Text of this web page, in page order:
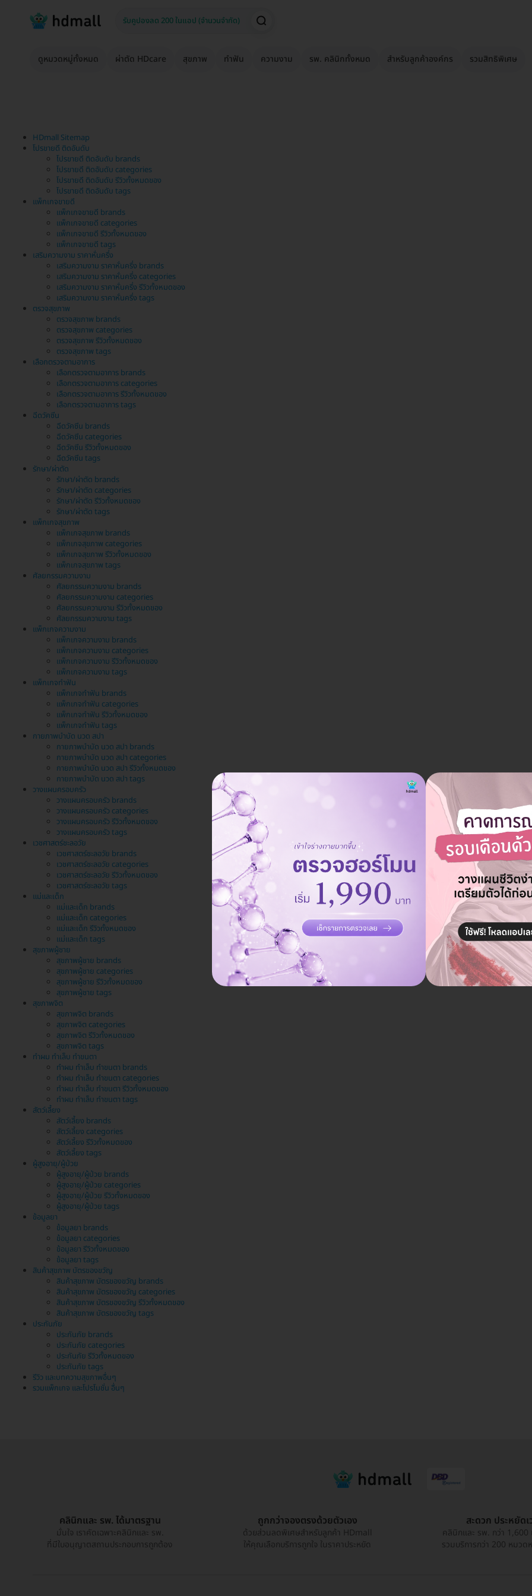
ดูหมวดหมู่ทั้งหมด ผ่าตัด HDcare สุขภาพ ทำฟัน ความงาม รพ. คลินิกทั้งหมด สำหรับลูกค้าองค์กร รวมสิทธิพิเศษ
HDmall Sitemap
โปรขายดี ติดอันดับ
โปรขายดี ติดอันดับ brands
โปรขายดี ติดอันดับ categories
โปรขายดี ติดอันดับ รีวิวทั้งหมดของ
โปรขายดี ติดอันดับ tags
แพ็กเกจขายดี
แพ็กเกจขายดี brands
แพ็กเกจขายดี categories
แพ็กเกจขายดี รีวิวทั้งหมดของ
แพ็กเกจขายดี tags
เสริมความงาม ราคาหั่นครึ่ง
เสริมความงาม ราคาหั่นครึ่ง brands
เสริมความงาม ราคาหั่นครึ่ง categories
เสริมความงาม ราคาหั่นครึ่ง รีวิวทั้งหมดของ
เสริมความงาม ราคาหั่นครึ่ง tags
ตรวจสุขภาพ
ตรวจสุขภาพ brands
ตรวจสุขภาพ categories
ตรวจสุขภาพ รีวิวทั้งหมดของ
ตรวจสุขภาพ tags
เลือกตรวจตามอาการ
เลือกตรวจตามอาการ brands
เลือกตรวจตามอาการ categories
เลือกตรวจตามอาการ รีวิวทั้งหมดของ
เลือกตรวจตามอาการ tags
ฉีดวัคซีน
ฉีดวัคซีน brands
ฉีดวัคซีน categories
ฉีดวัคซีน รีวิวทั้งหมดของ
ฉีดวัคซีน tags
รักษา/ผ่าตัด
รักษา/ผ่าตัด brands
รักษา/ผ่าตัด categories
รักษา/ผ่าตัด รีวิวทั้งหมดของ
รักษา/ผ่าตัด tags
แพ็กเกจสุขภาพ
แพ็กเกจสุขภาพ brands
แพ็กเกจสุขภาพ categories
แพ็กเกจสุขภาพ รีวิวทั้งหมดของ
แพ็กเกจสุขภาพ tags
ศัลยกรรมความงาม
ศัลยกรรมความงาม brands
ศัลยกรรมความงาม categories
ศัลยกรรมความงาม รีวิวทั้งหมดของ
ศัลยกรรมความงาม tags
แพ็กเกจความงาม
แพ็กเกจความงาม brands
แพ็กเกจความงาม categories
แพ็กเกจความงาม รีวิวทั้งหมดของ
แพ็กเกจความงาม tags
แพ็กเกจทำฟัน
แพ็กเกจทำฟัน brands
แพ็กเกจทำฟัน categories
แพ็กเกจทำฟัน รีวิวทั้งหมดของ
แพ็กเกจทำฟัน tags
กายภาพบำบัด นวด สปา
กายภาพบำบัด นวด สปา brands
กายภาพบำบัด นวด สปา categories
กายภาพบำบัด นวด สปา รีวิวทั้งหมดของ
กายภาพบำบัด นวด สปา tags
วางแผนครอบครัว
วางแผนครอบครัว brands
วางแผนครอบครัว categories
วางแผนครอบครัว รีวิวทั้งหมดของ
วางแผนครอบครัว tags
เวชศาสตร์ชะลอวัย
เวชศาสตร์ชะลอวัย brands
เวชศาสตร์ชะลอวัย categories
เวชศาสตร์ชะลอวัย รีวิวทั้งหมดของ
เวชศาสตร์ชะลอวัย tags
แม่และเด็ก
แม่และเด็ก brands
แม่และเด็ก categories
แม่และเด็ก รีวิวทั้งหมดของ
แม่และเด็ก tags
สุขภาพผู้ชาย
สุขภาพผู้ชาย brands
สุขภาพผู้ชาย categories
สุขภาพผู้ชาย รีวิวทั้งหมดของ
สุขภาพผู้ชาย tags
สุขภาพจิต
สุขภาพจิต brands
สุขภาพจิต categories
สุขภาพจิต รีวิวทั้งหมดของ
สุขภาพจิต tags
ทำผม ทำเล็บ ทำขนตา
ทำผม ทำเล็บ ทำขนตา brands
ทำผม ทำเล็บ ทำขนตา categories
ทำผม ทำเล็บ ทำขนตา รีวิวทั้งหมดของ
ทำผม ทำเล็บ ทำขนตา tags
สัตว์เลี้ยง
สัตว์เลี้ยง brands
สัตว์เลี้ยง categories
สัตว์เลี้ยง รีวิวทั้งหมดของ
สัตว์เลี้ยง tags
ผู้สูงอายุ/ผู้ป่วย
ผู้สูงอายุ/ผู้ป่วย brands
ผู้สูงอายุ/ผู้ป่วย categories
ผู้สูงอายุ/ผู้ป่วย รีวิวทั้งหมดของ
ผู้สูงอายุ/ผู้ป่วย tags
ข้อมูลยา
ข้อมูลยา brands
ข้อมูลยา categories
ข้อมูลยา รีวิวทั้งหมดของ
ข้อมูลยา tags
สินค้าสุขภาพ บัตรของขวัญ
สินค้าสุขภาพ บัตรของขวัญ brands
สินค้าสุขภาพ บัตรของขวัญ categories
สินค้าสุขภาพ บัตรของขวัญ รีวิวทั้งหมดของ
สินค้าสุขภาพ บัตรของขวัญ tags
ประกันภัย
ประกันภัย brands
ประกันภัย categories
ประกันภัย รีวิวทั้งหมดของ
ประกันภัย tags
รีวิว และบทความสุขภาพอื่นๆ
รวมแพ็กเกจ และโปรโมชั่น อื่นๆ
คลินิกและ รพ. ได้มาตรฐาน
มั่นใจ เราคัดเฉพาะคลินิกและ รพ.
ที่มีใบอนุญาตสถานประกอบการถูกต้อง
ถูกกว่าจองตรงด้วยตัวเอง
ด้วยส่วนลดพิเศษสำหรับลูกค้า HDmall
ให้คุณเลือกบริการถูกใจ ในราคาประหยัด
สะดวก ประหยัดเ
คลินิกและ รพ. กว่า 1,600
รวมบริการกว่า 200 หมวด